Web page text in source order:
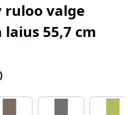
ruloo valge
55,7 cm